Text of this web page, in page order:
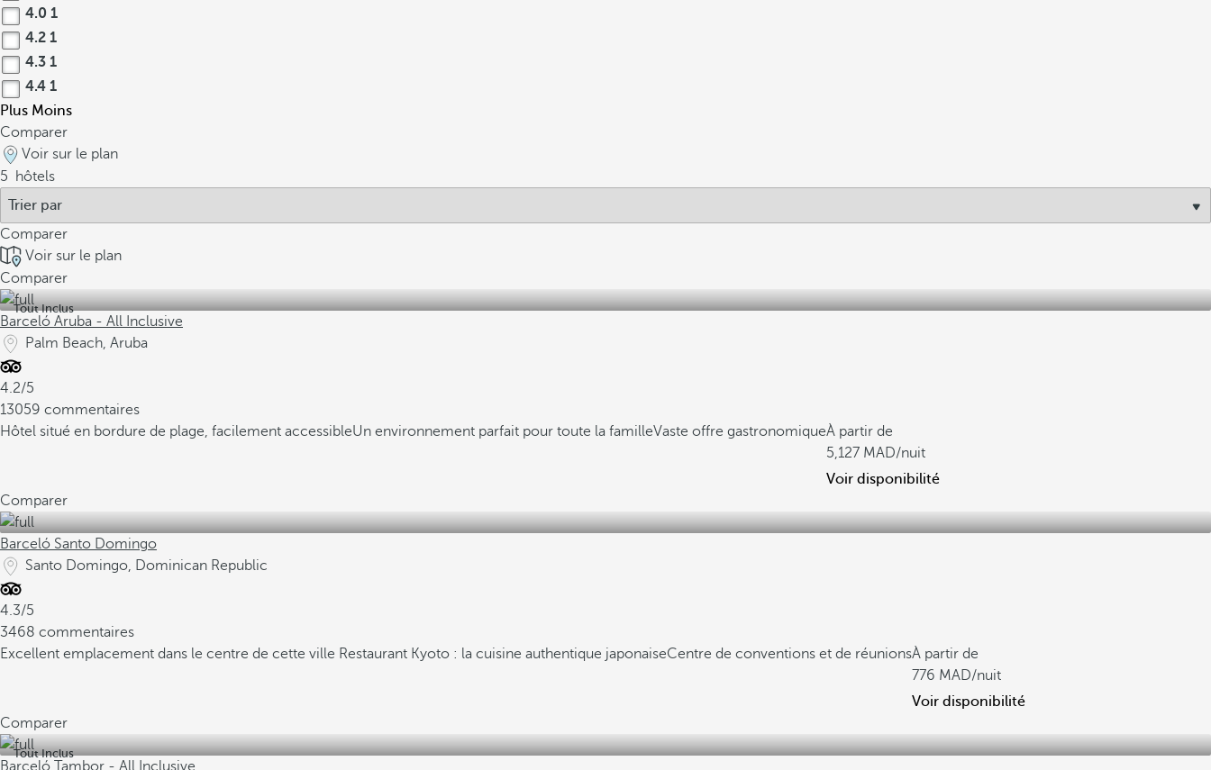
4.0 1
4.2 1
4.3 1
4.4 1
Plus Moins
Comparer
Voir sur le plan
5
hôtels
Comparer
Voir sur le plan
Comparer
Tout Inclus
Barceló Aruba - All Inclusive
Palm Beach, Aruba
4.2/5
13059 commentaires
Hôtel situé en bordure de plage, facilement accessibleUn environnement parfait pour toute la familleVaste offre gastronomiqueÀ partir de
5,127
/nuit
Voir disponibilité
Comparer
Barceló Santo Domingo
Santo Domingo, Dominican Republic
4.3/5
3468 commentaires
Excellent emplacement dans le centre de cette ville Restaurant Kyoto : la cuisine authentique japonaiseCentre de conventions et de réunionsÀ partir de
776
/nuit
Voir disponibilité
Comparer
Tout Inclus
Barceló Tambor - All Inclusive